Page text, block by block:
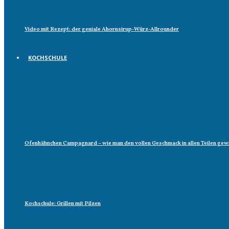
Video mit Rezept: der geniale Ahornsirup-Würz-Allrounder
KOCHSCHULE
Ofenhähnchen Campagnard – wie man den vollen Geschmack in allen Teilen
Kochschule: Grillen mit Pilzen